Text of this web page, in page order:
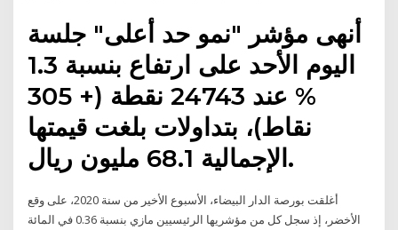
أنهى مؤشر "نمو حد أعلى" جلسة
اليوم الأحد على ارتفاع بنسبة 1.3
% عند 24743 نقطة (+ 305
نقاط)، بتداولات بلغت قيمتها
الإجمالية 68.1 مليون ريال.
أغلقت بورصة الدار البيضاء، الأسبوع الأخير من سنة 2020، على وقع
الأخضر، إذ سجل كل من مؤشريها الرئيسيين مازي بنسبة 0.36 في المائة